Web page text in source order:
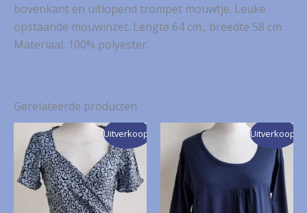
bovenkant en uitlopend trompet mouwtje. Leuke
opstaande mouwinzet. Lengte 64 cm., breedte 58 cm.
Materiaal: 100% polyester.
Gerelateerde producten
Uitverkoop! Uitverkoop!